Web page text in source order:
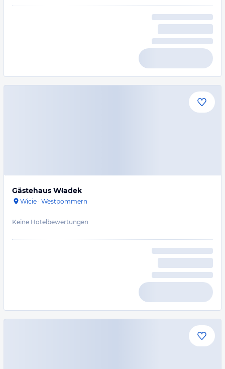
Gästehaus Władek
Wicie · Westpommern
Keine Hotelbewertungen